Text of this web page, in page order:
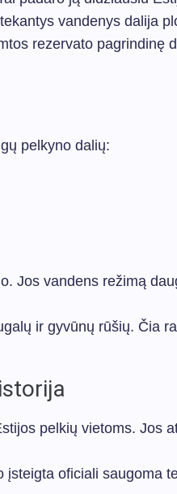
vandenys dalija
rezervato pagrindinę
pelkyno dalių:
Jos vandens režimą
ir gyvūnų rūšių. Čia
pelkių vietoms. Jos
oficiali saugoma